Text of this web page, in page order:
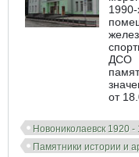
1990-
ДСО
от
Новониколаевск 1920 -
Памятники истории и